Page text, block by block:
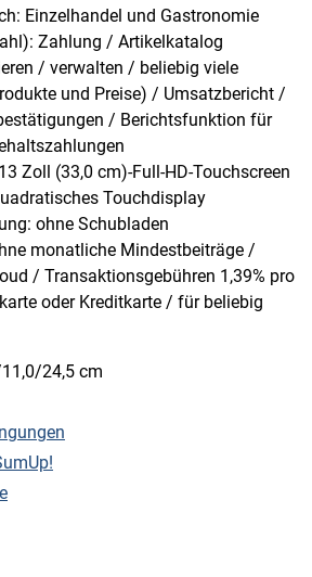
Einzelhandel und Gastronomie
Zahlung / Artikelkatalog
/ verwalten / beliebig viele
und Preise) / Umsatzbericht /
/ Berichtsfunktion für
Zoll (33,0 cm)-Full-HD-Touchscreen
Touchdisplay
ohne Schubladen
monatliche Mindestbeiträge /
/ Transaktionsgebühren 1,39% pro
oder Kreditkarte / für beliebig
24,5 cm